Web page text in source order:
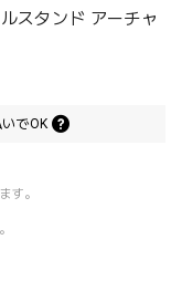
スタンド アーチャ
でOK
す。